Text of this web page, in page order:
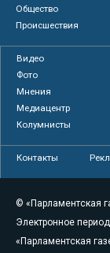
Общество
Происшествия
Видео
Фото
Мнения
Медиацентр
Колумнисты
Контакты
© «Парламентская
Электронное
«Парламентская